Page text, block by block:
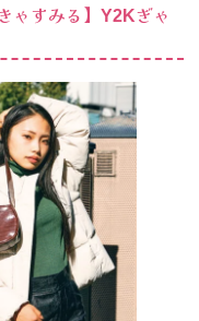
ゃすみる】 Y2Kぎゃ